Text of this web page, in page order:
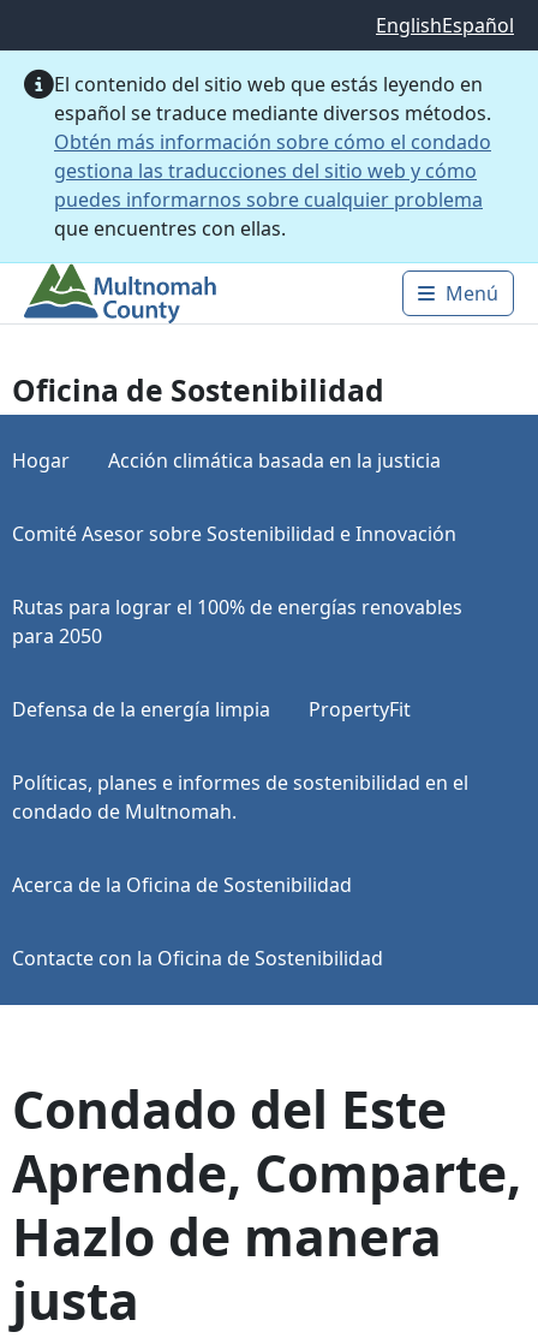
EnglishEspañol
El contenido del sitio web que estás leyendo en
español se traduce mediante diversos métodos.
Obtén más información sobre cómo el condado
gestiona las traducciones del sitio web y cómo
puedes informarnos sobre cualquier problema
que encuentres con ellas.
Main
Menú
Oficina de Sostenibilidad
Hogar Acción climática basada en la justicia
Comité Asesor sobre Sostenibilidad e Innovación
Rutas para lograr el 100% de energías renovables
para 2050
Defensa de la energía limpia PropertyFit
Políticas, planes e informes de sostenibilidad en el
condado de Multnomah.
Acerca de la Oficina de Sostenibilidad
Contacte con la Oficina de Sostenibilidad
Condado del Este
Aprende, Comparte,
Hazlo de manera
justa